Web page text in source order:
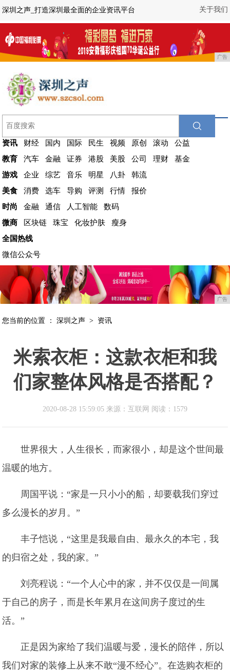
关于我们
深圳之声_打造深圳最全面的企业资讯平台
广告
资讯 财经 国内 国际 民生 视频 原创 滚动
公益
教育
汽车 金融 证券 港股 美股 公司 理财
基金
游戏
企业 综艺 音乐 明星 八卦
韩流
美食
消费 选车 导购 评测 行情
报价
时尚
金融 通信 人工智能
数码
微商
区块链 珠宝 化妆护肤
瘦身
全国热线
微信公众号
广告
您当前的位置 ：深圳之声 > 资讯
米索衣柜：这款衣柜和我
们家整体风格是否搭配？
2020-08-28 15:59:05 来源：互联网 阅读：1579
世界很大，人生很长，而家很小，却是这个世间最
温暖的地方。
周国平说：“家是一只小小的船，却要载我们穿过
多么漫长的岁月。”
丰子恺说，“这里是我最自由、最永久的本宅，我
的归宿之处，我的家。”
刘亮程说：“一个人心中的家，并不仅仅是一间属
于自己的房子，而是长年累月在这间房子度过的生
活。”
正是因为家给了我们温暖与爱，漫长的陪伴，所以
我们对家的装修上从来不敢“漫不经心”。在选购衣柜的